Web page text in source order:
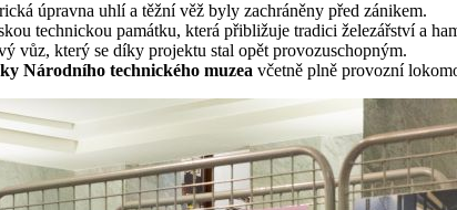
úpravna uhlí a těžní věž byly zachráněny před zánikem.
technickou památku, která přibližuje tradici železářství a
vůz, který se díky projektu stal opět provozuschopným.
Národního technického muzea včetně plně provozní